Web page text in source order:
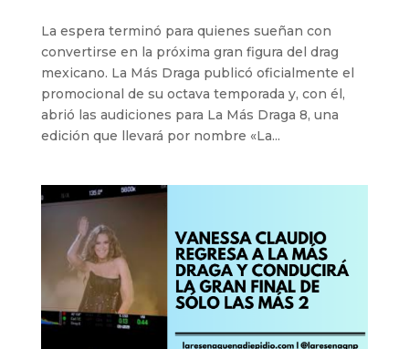
La espera terminó para quienes sueñan con
convertirse en la próxima gran figura del drag
mexicano. La Más Draga publicó oficialmente el
promocional de su octava temporada y, con él,
abrió las audiciones para La Más Draga 8, una
edición que llevará por nombre «La...